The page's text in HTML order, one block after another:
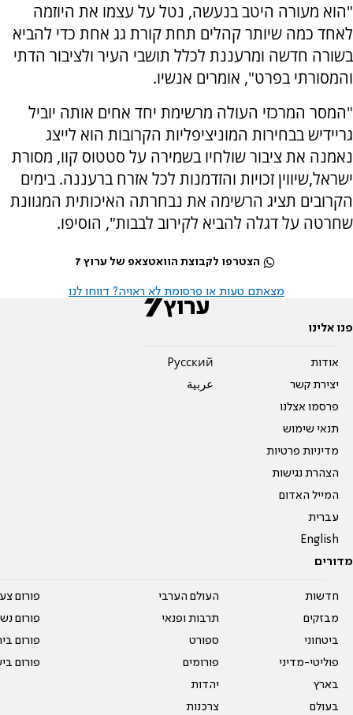
"הוא מעורה היטב בנעשה, נטל על עצמו את היוזמה
לאחד כמה שיותר קהלים תחת קורת גג אחת כדי להביא
בשורה חדשה ומרעננת לכלל תושבי העיר ולציבור הדתי
והמסורתי בפרט", אומרים אנשיו.
"המסר המרכזי העולה מרשימת יחד אחים אותה יוביל
גריידיש בבחירות המוניציפליות הקרובות הוא לייצג
נאמנה את ציבור שולחיו בשמירה על סטטוס קוו, מסורת
ישראל,שיווין זכויות והזדמנות לכל אזרח ברעננה. בימים
הקרובים תציג הרשימה את נבחרתה האיכותית המגוונת
שחרטה על דגלה להביא לקירוב לבבות", הוסיפו.
הצטרפו לקבוצת הוואטצאפ של ערוץ 7
מצאתם טעות או פרסומת לא ראויה? דווחו לנו
פנו אלינו
אודות
יצירת קשר
פרסמו אצלנו
תנאי שימוש
מדיניות פרטיות
הצהרת נגישות
המייל האדום
עברית
English
Pусский
عربية
מדורים
חדשות
מבזקים
ביטחוני
פוליטי-מדיני
בארץ
בעולם
העולם הערבי
תרבות ופנאי
ספורט
פורומים
יהדות
צרכנות
פורום
פורום
פורום
פורום